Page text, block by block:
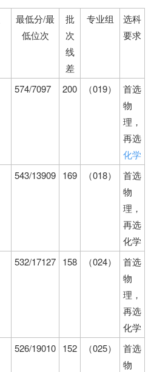
最低分/最
低位次
批
次
线
差
专业组
选科
要求
574/7097 200 （019）
首选
物
理，
再选
化学
543/13909 169 （018）
首选
物
理，
再选
化学
532/17127 158 （024）
首选
物
理，
再选
化学
526/19010 152 （025）
首选
物